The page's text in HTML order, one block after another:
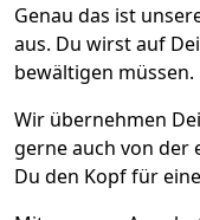
Genau das ist
aus. Du wirst auf
bewältigen müssen.
Wir übernehmen
gerne auch von der
Du den Kopf für